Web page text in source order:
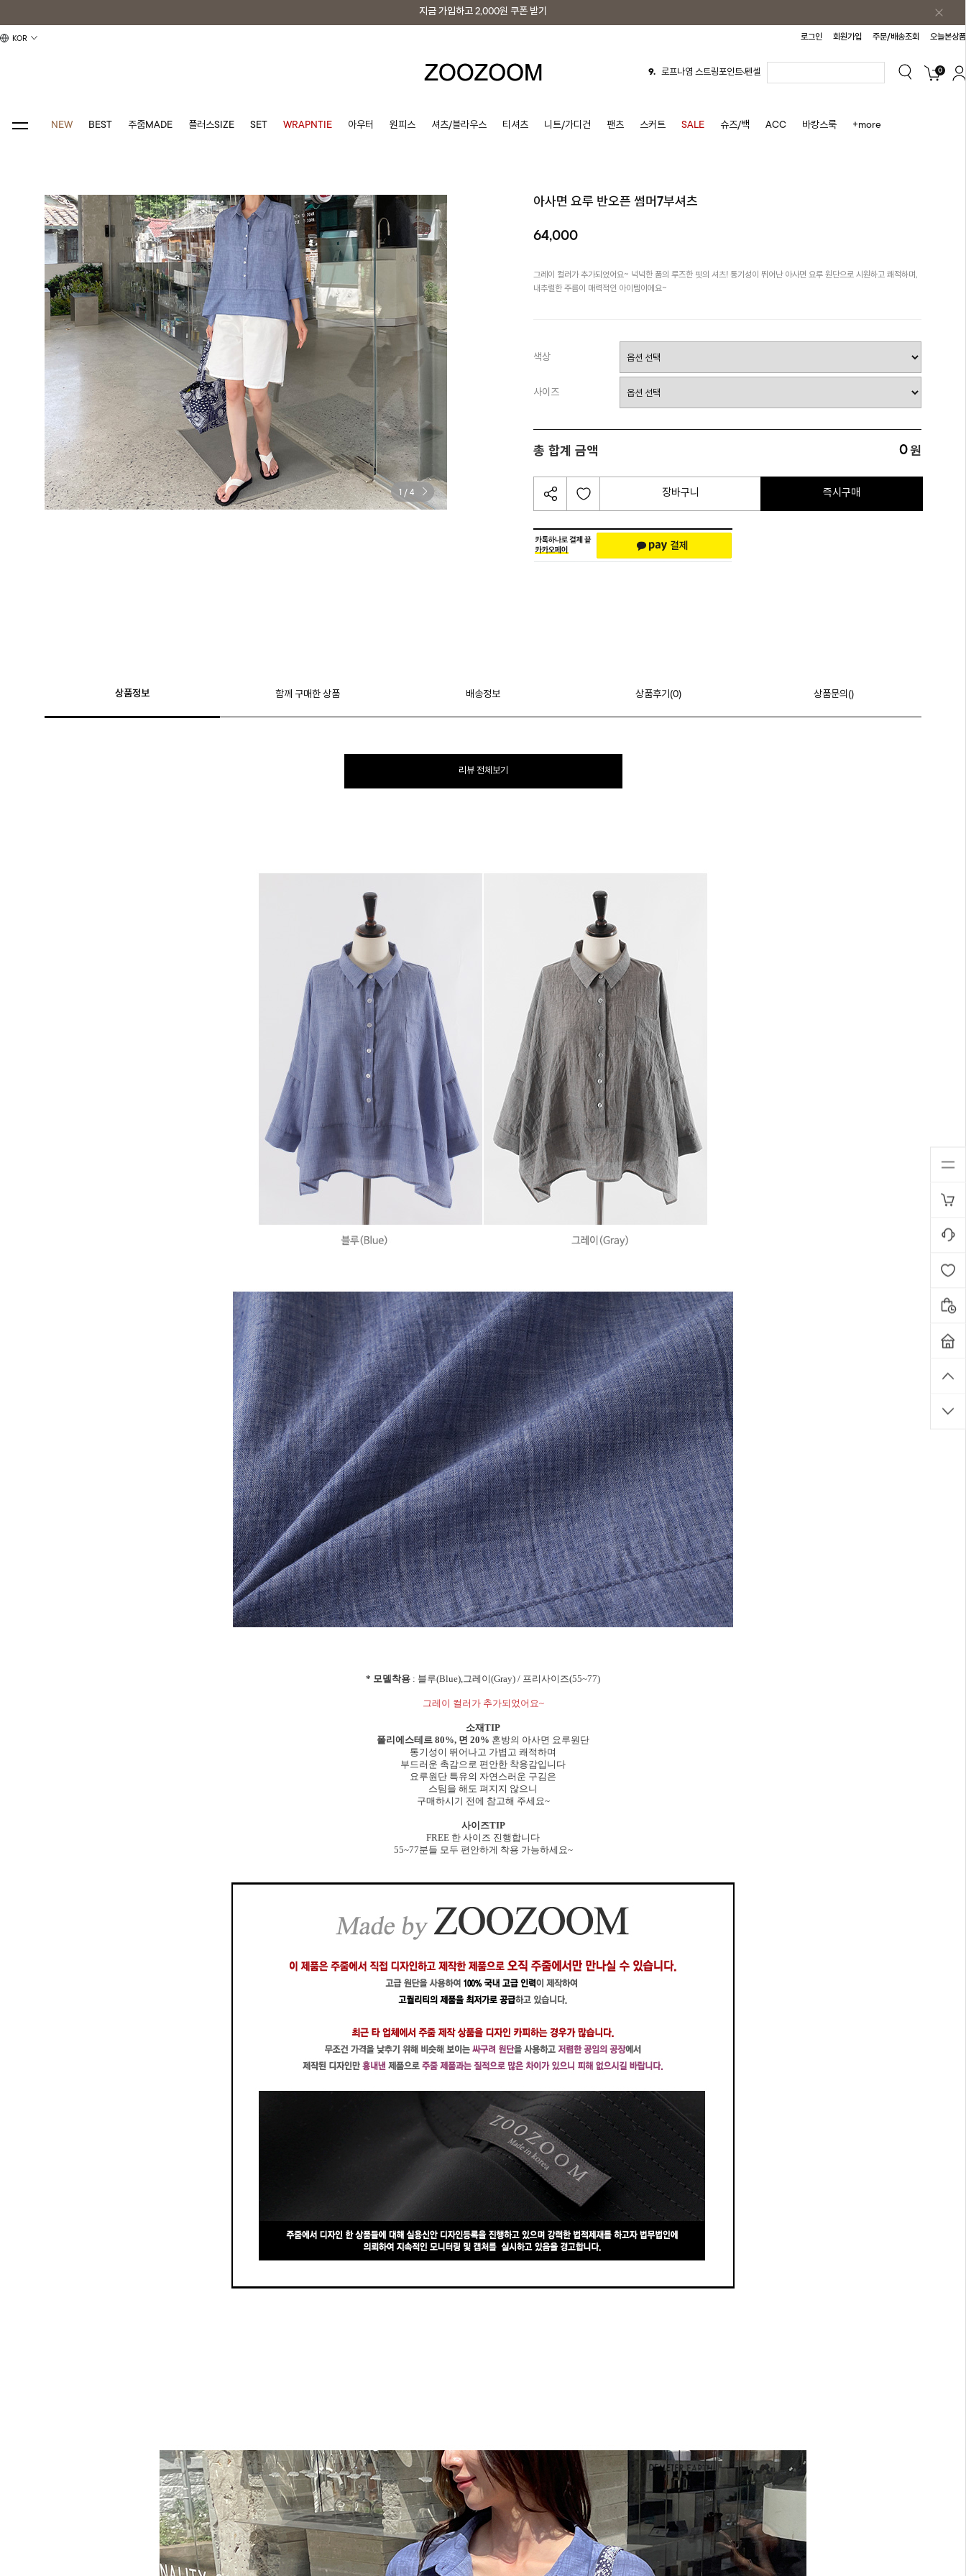
지금 가입하고 2,000원 쿠폰 받기
KOR 로그인 회원가입 주문/배송조회 오늘본상품
4. 스커트
7. 가디건
8.
0
NEW BEST 주줌MADE 플러스SIZE SET WRAPNTIE 아우터 원피스 셔츠/블라우스 티셔츠 니트/가디건 팬츠 스커트 SALE 슈즈/백 ACC 바캉스룩 +more
1 / 4
아사면 요루 반오픈 썸머7부셔츠
64,000
그레이 컬러가 추가되었어요~ 넉넉한 품의 루즈한 핏의 셔츠! 통기성이 뛰어난 아사면 요루 원단으로 시원하고 쾌적하며,
내추럴한 주름이 매력적인 아이템이에요~
색상
사이즈
총 합계 금액 0원
장바구니 즉시구매
상품정보 함께 구매한 상품 배송정보 상품후기(0) 상품문의()
리뷰 전체보기
* 모델착용 : 블루(Blue),그레이(Gray) / 프리사이즈(55~77)
그레이 컬러가 추가되었어요~
소재TIP
폴리에스테르 80%, 면 20% 혼방의 아사면 요루원단
통기성이 뛰어나고 가볍고 쾌적하며
부드러운 촉감으로 편안한 착용감입니다
요루원단 특유의 자연스러운 구김은
스팀을 해도 펴지지 않으니
구매하시기 전에 참고해 주세요~
사이즈TIP
FREE 한 사이즈 진행합니다
55~77분들 모두 편안하게 착용 가능하세요~